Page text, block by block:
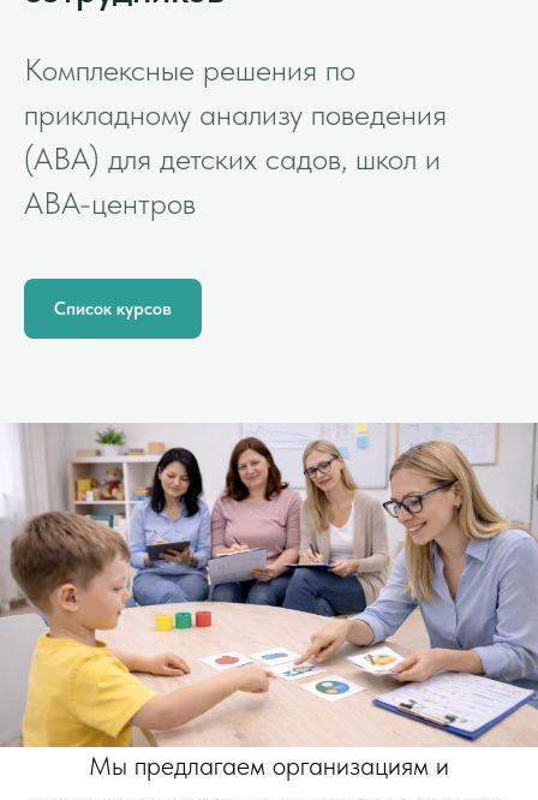
Комплексные решения по
прикладному анализу поведения
(ABA) для детских садов, школ и
АВА-центров
Список курсов
Мы предлагаем организациям и